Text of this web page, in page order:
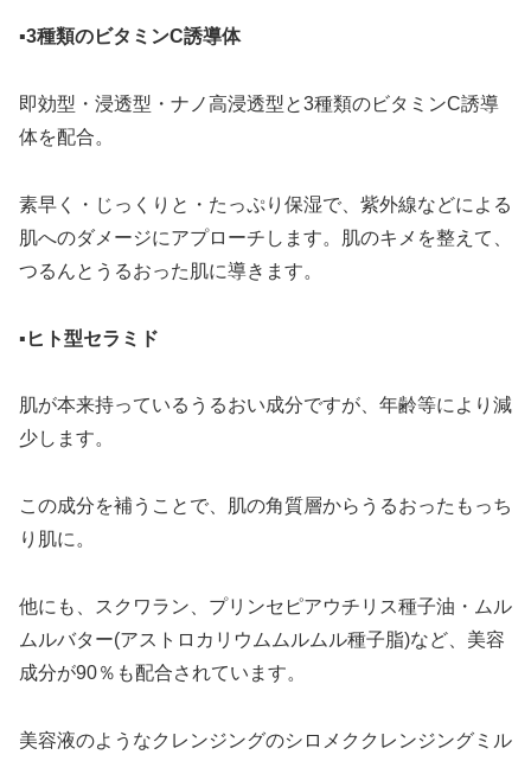
▪3種類のビタミンC誘導体
即効型・浸透型・ナノ高浸透型と3種類のビタミンC誘導
体を配合。
素早く・じっくりと・たっぷり保湿で、紫外線などによる
肌へのダメージにアプローチします。肌のキメを整えて、
つるんとうるおった肌に導きます。
▪ヒト型セラミド
肌が本来持っているうるおい成分ですが、年齢等により減
少します。
この成分を補うことで、肌の角質層からうるおったもっち
り肌に。
他にも、スクワラン、プリンセピアウチリス種子油・ムル
ムルバター(アストロカリウムムルムル種子脂)など、美容
成分が90％も配合されています。
美容液のようなクレンジングのシロメククレンジングミル